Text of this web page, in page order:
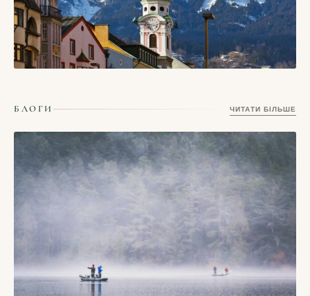
Інсбрук — місто в Австрії, де старий центр дивиться прямо
03/06/2026
БЛОГИ ЧИТАТИ БІЛЬШЕ